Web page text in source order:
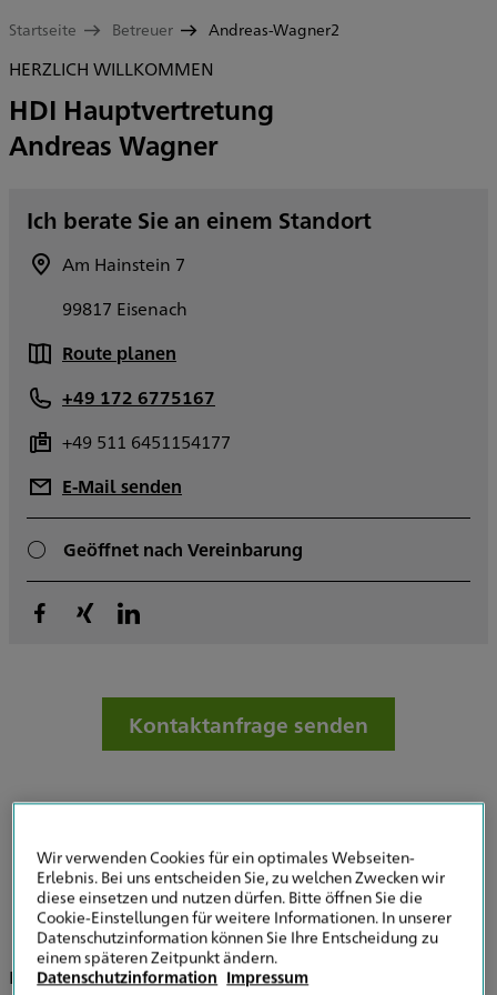
Startseite Betreuer Andreas-Wagner2
HERZLICH WILLKOMMEN
HDI Hauptvertretung
Andreas Wagner
Ich berate Sie an einem Standort
Am Hainstein 7
99817 Eisenach
Route planen
+49 172 6775167
+49 511 6451154177
E-Mail senden
Geöffnet nach Vereinbarung
Kontaktanfrage senden
Ihr verlässlicher Versicherungspartner in
Eisenach
In meiner Arbeit setze ich mich für Sie ein und erarbeite
Wir verwenden Cookies für ein optimales Webseiten-
Erlebnis. Bei uns entscheiden Sie, zu welchen Zwecken wir
diese einsetzen und nutzen dürfen. Bitte öffnen Sie die
Cookie-Einstellungen für weitere Informationen. In unserer
Datenschutzinformation können Sie Ihre Entscheidung zu
einem späteren Zeitpunkt ändern.
Datenschutzinformation Impressum